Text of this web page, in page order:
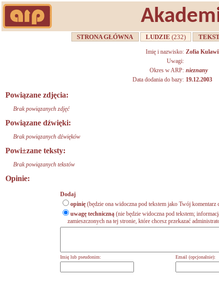
STRONA GŁÓWNA LUDZIE(232)
Imię i nazwisko: Zofia
Uwagi:
Okres w ARP: nieznany
Data dodania do bazy: 19.12.2003
Powiązane zdjęcia:
Brak powiązanych zdjęć
Powiązane dźwięki:
Brak powiązanych dźwięków
Powi±zane teksty:
Brak powiązanych tekstów
Opinie:
Dodaj
opinię (będzie ona widoczna pod tekstem jako Twój komentarz
uwagę techniczną (nie będzie widoczna pod tekstem;
zamieszczonych na tej stronie, które chcesz przekazać
Imię lub pseudonim: Email (opcjonalnie):